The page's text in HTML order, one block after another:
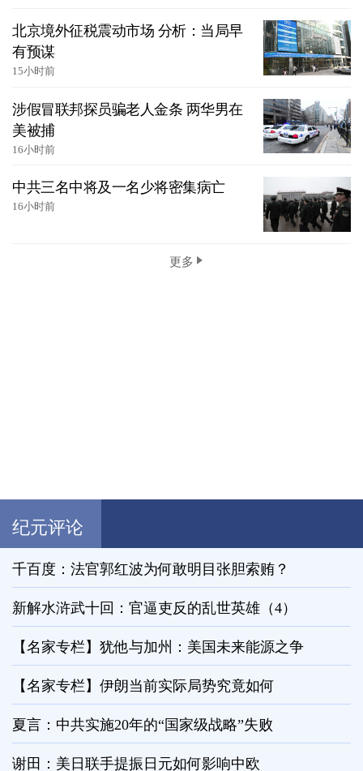
北京境外征税震动市场 分析：当局早
有预谋
15小时前
涉假冒联邦探员骗老人金条 两华男在
美被捕
16小时前
中共三名中将及一名少将密集病亡
16小时前
更多
纪元评论
千百度：法官郭红波为何敢明目张胆索贿？
新解水浒武十回：官逼吏反的乱世英雄（4）
【名家专栏】犹他与加州：美国未来能源之争
【名家专栏】伊朗当前实际局势究竟如何
夏言：中共实施20年的“国家级战略”失败
谢田：美日联手提振日元如何影响中欧